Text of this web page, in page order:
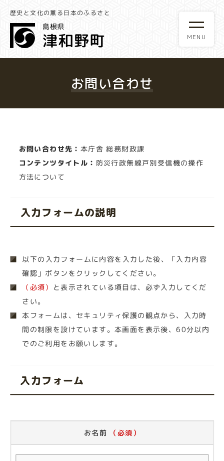
歴史と文化の薫る日本のふるさと
お問い合わせ
お問い合わせ先： 本庁舎 総務財政課
コンテンツタイトル： 防災行政無線戸別受信機の操作
方法について
入力フォームの説明
以下の入力フォームに内容を入力した後、「入力内容
確認」ボタンをクリックしてください。
（必須） と表示されている項目は、必ず入力してくだ
さい。
本フォームは、セキュリティ保護の観点から、入力時
間の制限を設けています。本画面を表示後、60分以内
でのご利用をお願いします。
入力フォーム
お名前 （必須）